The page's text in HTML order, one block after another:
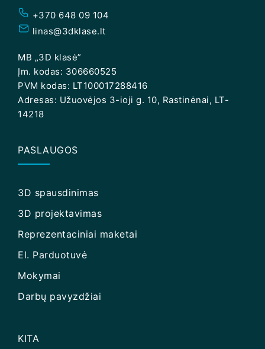
+370 648 09 104
linas@3dklase.lt
MB „3D klasė”
Įm. kodas: 306660525
PVM kodas: LT100017288416
Adresas: Užuovėjos 3-ioji g. 10, Rastinėnai, LT-
14218
PASLAUGOS
3D spausdinimas
3D projektavimas
Reprezentaciniai maketai
El. Parduotuvė
Mokymai
Darbų pavyzdžiai
KITA